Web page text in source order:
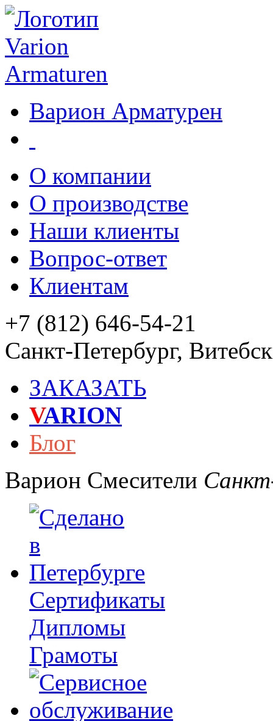
Варион Арматурен
О компании
О производстве
Наши клиенты
Вопрос-ответ
Клиентам
+7 (812) 646-54-21
Санкт-Петербург,
ЗАКАЗАТЬ
VARION
Блог
Варион Смесители
Сертификаты
Дипломы
Грамоты